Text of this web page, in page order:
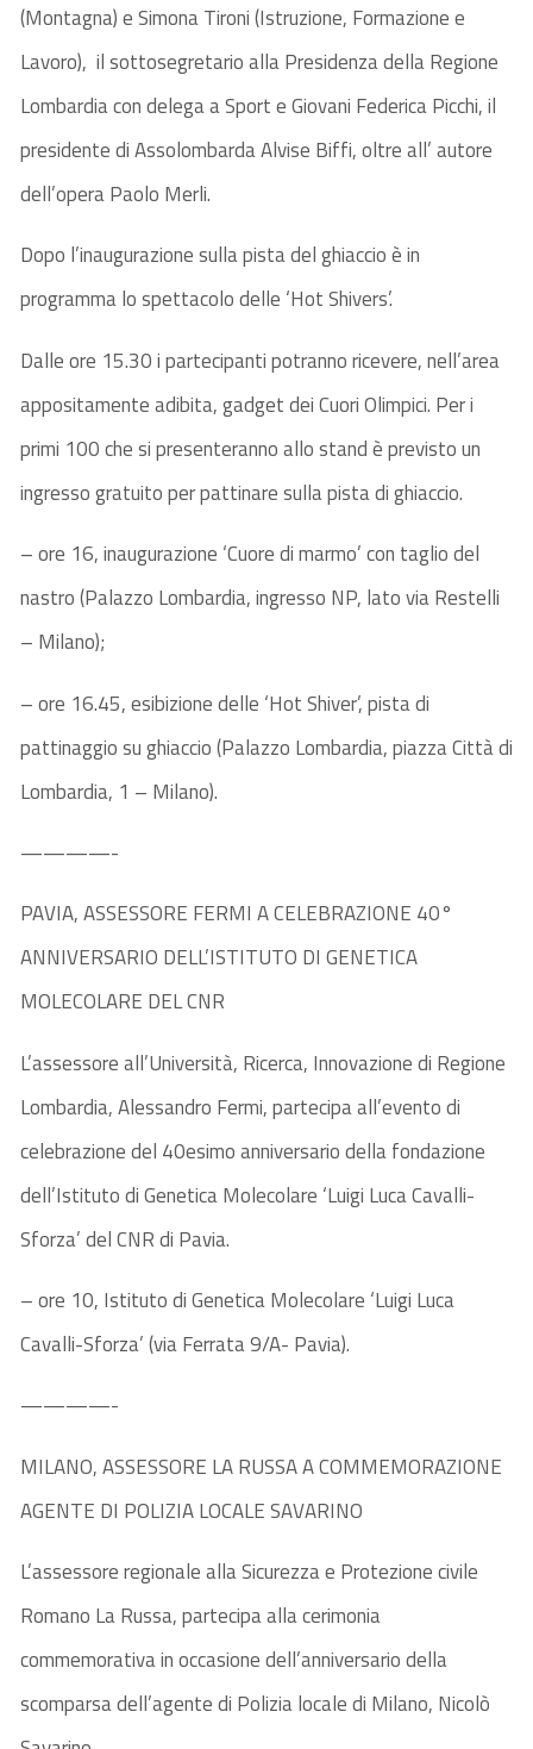
(Montagna) e Simona Tironi (Istruzione, Formazione e
Lavoro), il sottosegretario alla Presidenza della Regione
Lombardia con delega a Sport e Giovani Federica Picchi, il
presidente di Assolombarda Alvise Biffi, oltre all’ autore
dell’opera Paolo Merli.
Dopo l’inaugurazione sulla pista del ghiaccio è in
programma lo spettacolo delle ‘Hot Shivers’.
Dalle ore 15.30 i partecipanti potranno ricevere, nell’area
appositamente adibita, gadget dei Cuori Olimpici. Per i
primi 100 che si presenteranno allo stand è previsto un
ingresso gratuito per pattinare sulla pista di ghiaccio.
– ore 16, inaugurazione ‘Cuore di marmo’ con taglio del
nastro (Palazzo Lombardia, ingresso NP, lato via Restelli
– Milano);
– ore 16.45, esibizione delle ‘Hot Shiver’, pista di
pattinaggio su ghiaccio (Palazzo Lombardia, piazza Città di
Lombardia, 1 – Milano).
————-
PAVIA, ASSESSORE FERMI A CELEBRAZIONE 40°
ANNIVERSARIO DELL’ISTITUTO DI GENETICA
MOLECOLARE DEL CNR
L’assessore all’Università, Ricerca, Innovazione di Regione
Lombardia, Alessandro Fermi, partecipa all’evento di
celebrazione del 40esimo anniversario della fondazione
dell’Istituto di Genetica Molecolare ‘Luigi Luca Cavalli-
Sforza’ del CNR di Pavia.
– ore 10, Istituto di Genetica Molecolare ‘Luigi Luca
Cavalli-Sforza’ (via Ferrata 9/A- Pavia).
————-
MILANO, ASSESSORE LA RUSSA A COMMEMORAZIONE
AGENTE DI POLIZIA LOCALE SAVARINO
L’assessore regionale alla Sicurezza e Protezione civile
Romano La Russa, partecipa alla cerimonia
commemorativa in occasione dell’anniversario della
scomparsa dell’agente di Polizia locale di Milano, Nicolò